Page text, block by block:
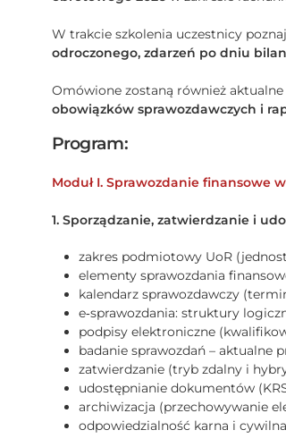
W trakcie szkolenia uczestnicy
odroczonego, zdarzeń po dniu
Omówione zostaną również
obowiązków sprawozdawczych i
Program:
Moduł I. Sprawozdanie finansowe
1. Sporządzanie, zatwierdzanie i
zakres podmiotowy UoR
elementy sprawozdania
kalendarz sprawozdawczy
e‑sprawozdania: struktury
podpisy elektroniczne
badanie sprawozdań – aktualne
zatwierdzanie (tryb zdalny i
udostępnianie dokumentów
archiwizacja (przechowywanie
odpowiedzialność karna i